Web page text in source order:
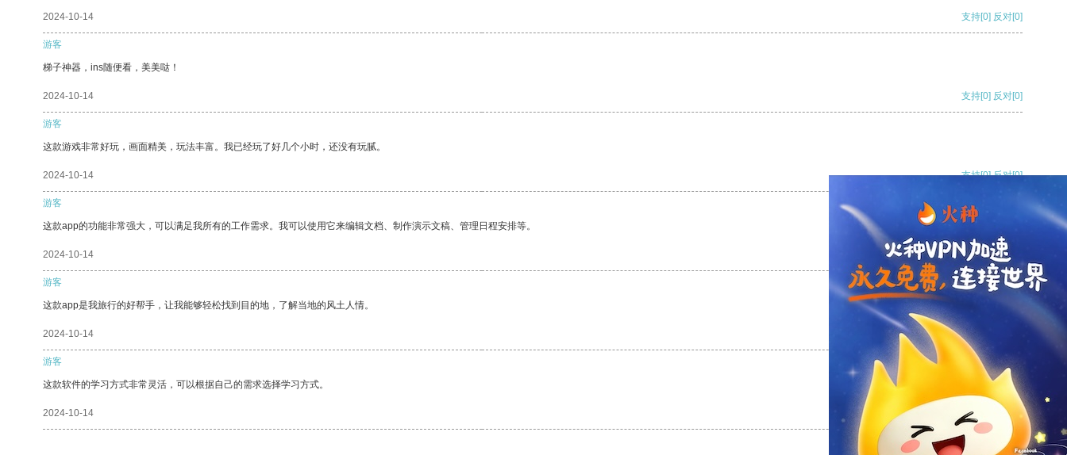
2024-10-14 支持[0] 反对[0]
游客
梯子神器，ins随便看，美美哒！
2024-10-14 支持[0] 反对[0]
游客
这款游戏非常好玩，画面精美，玩法丰富。我已经玩了好几个小时，还没有玩腻。
2024-10-14 支持[0] 反对[0]
游客
这款app的功能非常强大，可以满足我所有的工作需求。我可以使用它来编辑文档、制作演示文稿、管理日程安排等。
2024-10-14 支持[0] 反对
游客
这款app是我旅行的好帮手，让我能够轻松找到目的地，了解当地的风土人情。
2024-10-14 支持
游客
这款软件的学习方式非常灵活，可以根据自己的需求选择学习方式。
2024-10-14 支持 反对 [0]